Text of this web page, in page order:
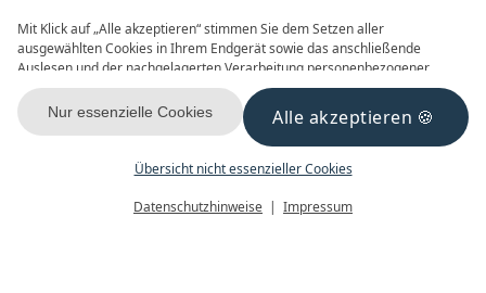
Mit Klick auf „Alle akzeptieren“ stimmen Sie dem Setzen aller
ausgewählten Cookies in Ihrem Endgerät sowie das anschließende
Auslesen und der nachgelagerten Verarbeitung personenbezogener
Daten (z.B. Ihrer IP-Adresse) durch uns und unseren Partnern zu. Falls
Sie damit nicht einverstanden sind, klicken Sie bitte auf „Nur essenzielle
Cookies“. Eine individuelle Auswahl können Sie unter „Übersicht nicht
essenzieller Cookies“ tätigen. Sie können Ihre Auswahl im Fußbereich
dieser Website oder in den Datenschutzhinweisen jederzeit aufrufen und
Alle akzeptieren
Nur essenzielle Cookies
Übersicht nicht essenzieller Cookies
Datenschutzhinweise Impressum
GutscheineBuchen
GUTSCHEINE NEWSLETTER